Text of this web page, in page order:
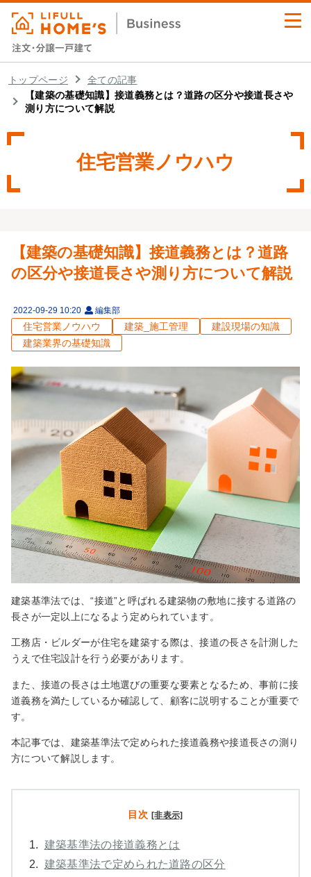
業務支援サービス
セミナー・イベント
導入事例
住宅営業ノウハウ
トップページ
全ての記事
【建築の基礎知識】接道義務とは？道路の区分や接道長さや
測り方について解説
【建築の基礎知識】接道義務とは？道路
の区分や接道長さや測り方について解説
2022-09-29 10:20 編集部
住宅営業ノウハウ 建築_施工管理
建設現場の知識
建築業界の基礎知識
建築基準法では、“接道”と呼ばれる建築物の敷地に接する道路の
長さが一定以上になるよう定められています。
工務店・ビルダーが住宅を建築する際は、接道の長さを計測した
うえで住宅設計を行う必要があります。
また、接道の長さは土地選びの重要な要素となるため、事前に接
道義務を満たしているか確認して、顧客に説明することが重要で
す。
本記事では、建築基準法で定められた接道義務や接道長さの測り
方について解説します。
目次 [非表示]
1. 建築基準法の接道義務とは
2. 建築基準法で定められた道路の区分